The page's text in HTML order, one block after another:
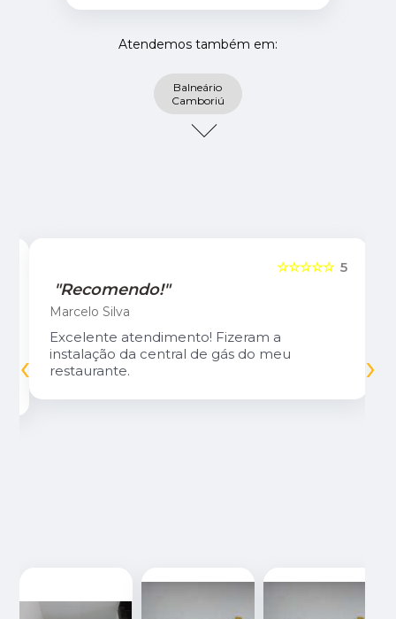
Atendemos também em:
Balneário
Camboriú
5
☆☆☆☆☆
"Recomendo!"
Marcelo Silva
Excelente atendimento! Fizeram a
instalação da central de gás do meu
restaurante.
‹ ›